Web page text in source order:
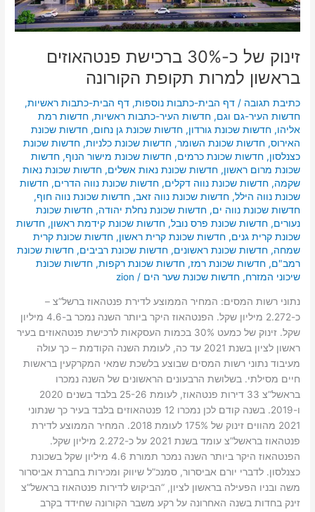
זינוק של כ-30% ברכישת פנטהאוזים
בראשון למרות תקופת הקורונה
כתיבת תגובה /דף הבית-כתבות נוספות,דף הבית-כתבות ראשיות,
חדשות העיר-גם וגם,חדשות העיר-כתבות ראשיות,חדשות רמת
אליהו,חדשות שכונת גורדון,חדשות שכונת גן נחום,חדשות שכונת
האירוס,חדשות שכונת השומר,חדשות שכונת כלניות,חדשות שכונת
כצנלסון,חדשות שכונת כרמים,חדשות שכונת מישור הנוף,חדשות
שכונת מרום ראשון,חדשות שכונת נאות אשלים,חדשות שכונת נאות
שקמה,חדשות שכונת נווה דקלים,חדשות שכונת נווה הדרים,חדשות
שכונת נווה הילל,חדשות שכונת נווה זאב,חדשות שכונת נווה חוף,
חדשות שכונת נווה ים,חדשות שכונת נחלת יהודה,חדשות שכונת
נעורים,חדשות שכונת פרס נובל,חדשות שכונת קידמת ראשון,חדשות
שכונת קרית גנים,חדשות שכונת קרית ראשון,חדשות שכונת קרית
שמחה,חדשות שכונת ראשונים,חדשות שכונת רביבים,חדשות שכונת
רמב"ם,חדשות שכונת רמז,חדשות שכונת רקפות,חדשות שכונת
שיכוני המזרח,חדשות שכונת שער הים /
zion
נתוני רשות המסים: המחיר הממוצע לדירת פנטהאוז ברשל”צ –
כ-2.272 מיליון שקל. הפנטהאוז היקר ביותר השנה נמכר ב-4.6 מיליון
שקל. זינוק של כמעט 30% בכמות העסקאות לרכישת פנטהאוזים בעיר
ראשון לציון בשנת 2021 עד כה, לעומת השנה הקודמת – כך עולה
מעיבוד נתוני רשות המסים שבוצע בלשכת שמאי המקרקעין בראשות
חיים מסילתי. בשלושת הרבעונים הראשונים של השנה נמכרו
בראשל”צ 33 דירות פנטהאוז, לעומת 25-26 בלבד בשנים 2020
ו-2019. בשנה קודם לכן נמכרו 12 פנטהאוזים בלבד בעיר כך שנתוני
2021 מהווים זינוק של 175% לעומת 2018. המחיר הממוצע לדירת
פנטהאוז בראשל”צ עומד בשנת 2021 על כ-2.272 מיליון שקל.
הפנטהאוז היקר ביותר השנה נמכר תמורת 4.6 מיליון שקל בשכונת
כצנלסון. לדברי יורם אביסרור, סמנכ”ל שיווק ומכירות בחברת אביסרור
משה ובניו הפעילה בראשון לציון, “הביקוש לדירות פנטהאוז בראשל”צ
זינק בחדות בשנה האחרונה על רקע משבר הקורונה שחידד בקרב